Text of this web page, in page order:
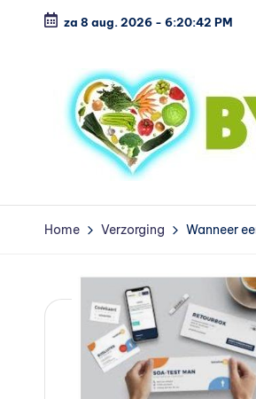
za 8 aug. 2026 - 6:20:43 PM
B
i
l
en
voordelig
Home Verzorging Wanneer